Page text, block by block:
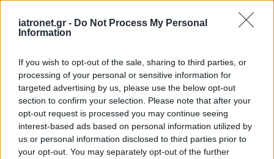
iatronet.gr - Do Not Process My Personal
Information
If you wish to opt-out of the sale, sharing to third parties, or
processing of your personal or sensitive information for
targeted advertising by us, please use the below opt-out
section to confirm your selection. Please note that after your
opt-out request is processed you may continue seeing
interest-based ads based on personal information utilized by
us or personal information disclosed to third parties prior to
your opt-out. You may separately opt-out of the further